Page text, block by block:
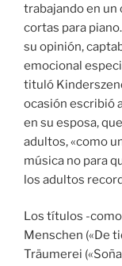
trabajando en un
cortas para
su opinión,
emocional
tituló
ocasión escribió
en su esposa,
adultos, «como
música no para
los adultos
Los títulos -
Menschen («De
Träumerei